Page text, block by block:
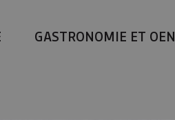
GASTRONOMIE ET